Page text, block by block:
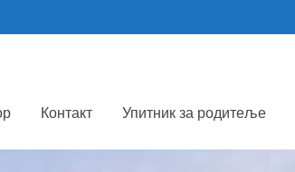
Контакт Упитник за родитеље